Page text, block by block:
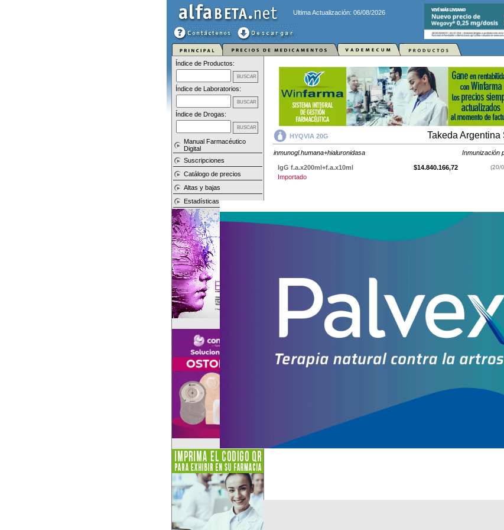
Ultima Actualización: 06/08/2026
Índice de Productos:
Índice de Laboratorios:
Índice de Drogas:
Manual Farmacéutico
Digital
Suscripciones
Catálogo de precios
Altas y bajas
Estadísticas
HYQVIA 20G Takeda Argentina
inmunogl.humana+hialuronidasa Inmunización
IgG f.a.x200ml+f.a.x10ml $14.840.166,72 (20/
Importado
y se indica
Inmunización pasiva
Takeda Argentina S.A.
con 1 presentación disponible.
Explorar más
Otros productos con
inmunogl.humana+hialuronidasa
Otros productos de
Takeda Argentina S.A.